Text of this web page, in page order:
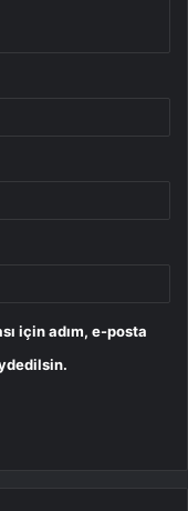
için adım, e-posta